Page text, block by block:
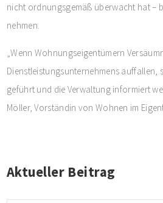
nicht ordnungsgemäß überwacht hat –
nehmen.
„Wenn Wohnungseigentümern
Dienstleistungsunternehmens
geführt und die Verwaltung informiert
Möller, Vorständin von Wohnen im
Aktueller Beitrag